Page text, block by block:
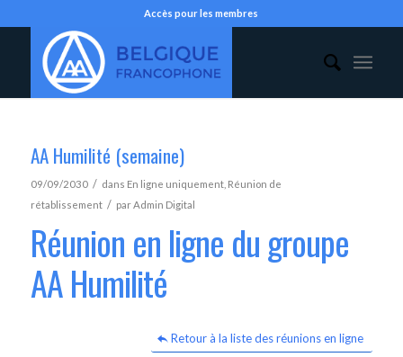
Accès pour les membres
AA Humilité (semaine)
09/09/2030 / dans En ligne uniquement, Réunion de
rétablissement / parAdmin Digital
Réunion en ligne du groupe
AA Humilité
Retour à la liste des réunions en ligne